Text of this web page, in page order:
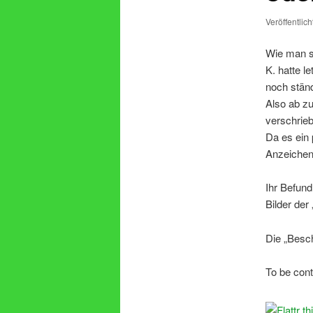
Wie man
K. hatte
noch
Also ab
Da es ein
Ihr
Bilder der
Die
To be